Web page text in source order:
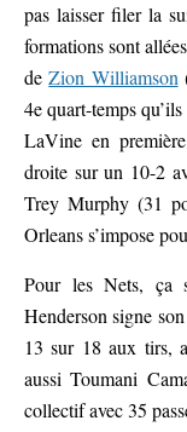
pas laisser filer la
formations sont
deZion Williamson
4e quart-temps
LaVine en
droite sur un 10-2
Trey Murphy (31
Orleans s’impose
Pour les Nets, ça
Henderson signe
13 sur 18 aux tirs,
aussi Toumani
collectif avec 35